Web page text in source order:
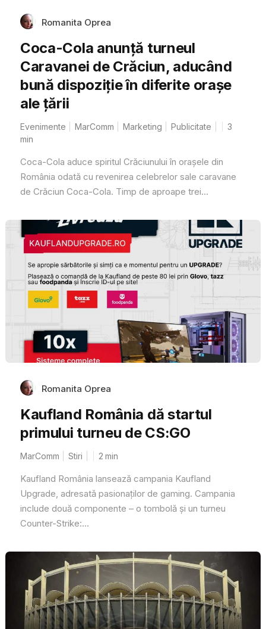
Romanita Oprea
Coca-Cola anunță turneul
Caravanei de Crăciun, aducând
bună dispoziție în diferite orașe
ale țării
Evenimente MarComm Marketing Publicitate
3
min
Coca-Cola aduce spiritul Crăciunului în orașele din
România odată cu revenirea celebrelor sale caravane
de Crăciun Coca-Cola. Timp de aproape trei...
Romanita Oprea
Kaufland România dă startul
primului turneu de CS:GO
MarComm Stiri 2 min
Kaufland România lansează campania Kaufland
Upgrade, adresată pasionaților de gaming. Campania
include două componente – o tombolă și un turneu
Counter-Strike:...